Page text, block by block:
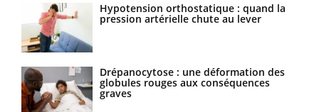
Hypotension orthostatique : quand la
pression artérielle chute au lever
Drépanocytose : une déformation des
globules rouges aux conséquences
graves